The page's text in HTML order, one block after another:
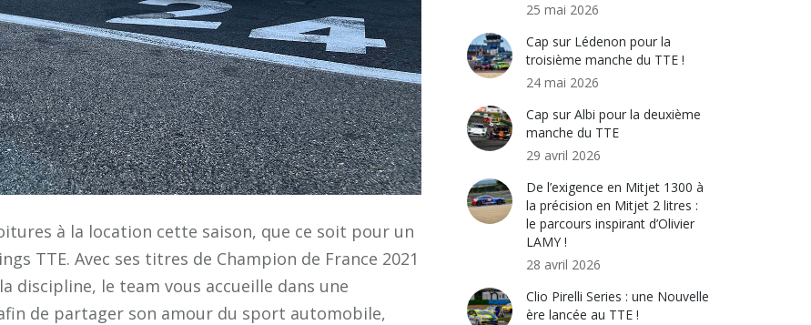
à la location cette saison, que ce soit pour un
TTE. Avec ses titres de Champion de France 2021
discipline, le team vous accueille dans une
de partager son amour du sport automobile,
25 mai 2026
Cap sur Lédenon pour la
troisième manche du TTE !
24 mai 2026
Cap sur Albi pour la deuxième
manche du TTE
29 avril 2026
De l’exigence en Mitjet 1300 à
la précision en Mitjet 2 litres :
le parcours inspirant d’Olivier
LAMY !
28 avril 2026
Clio Pirelli Series : une Nouvelle
ère lancée au TTE !